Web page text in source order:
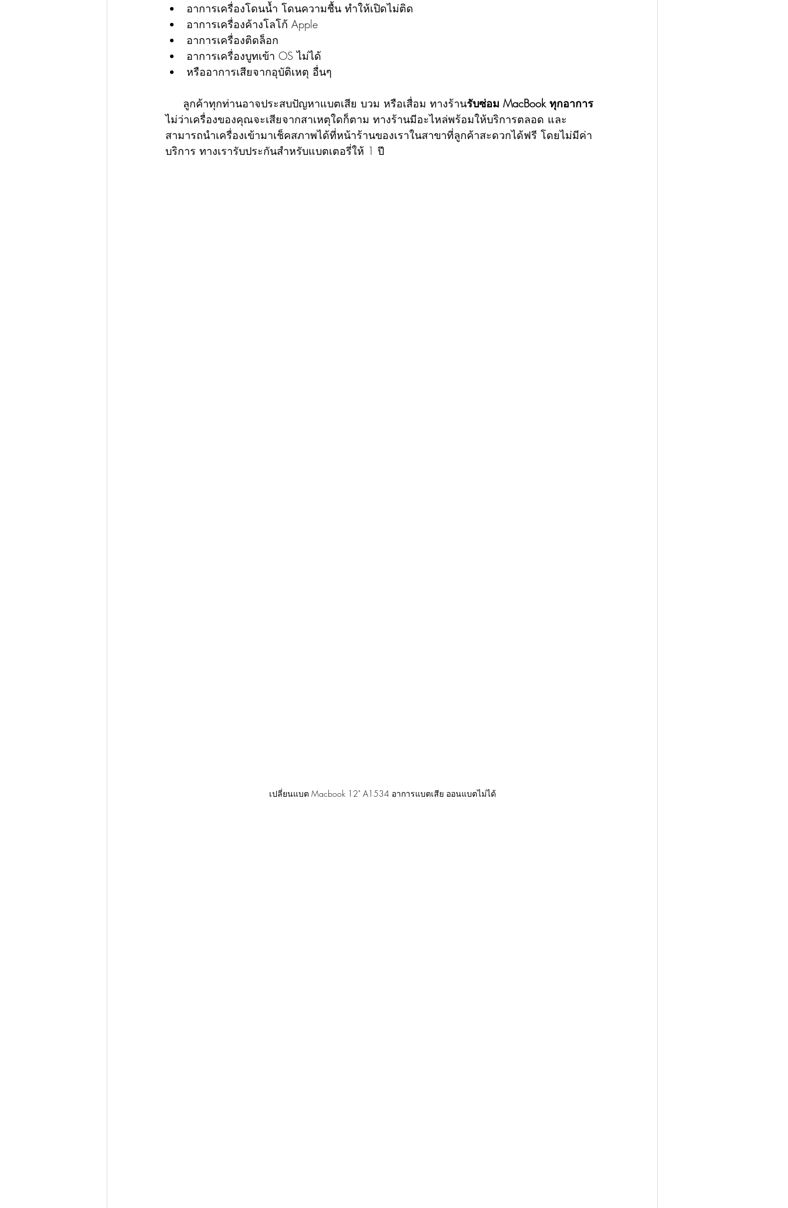
อาการเครื่องโดนน้ำ โดนความชื้น ทำให้เปิดไม่ติด
อาการเครื่องค้างโลโก้ Apple
อาการเครื่องติดล็อก
อาการเครื่องบูทเข้า OS ไม่ได้
หรืออาการเสียจากอุบัติเหตุ อื่นๆ
     ลูกค้าทุกท่านอาจประสบปัญหาแบตเสีย บวม หรือเสื่อม ทางร้าน
รับซ่อม MacBook ทุกอาการ
ไม่ว่าเครื่องของคุณจะเสียจากสาเหตุใดก็ตาม ทางร้านมีอะไหล่พร้อมให้บริการตลอด และ
สามารถนำเครื่องเข้ามาเช็คสภาพได้ที่หน้าร้านของเราในสาขาที่ลูกค้าสะดวกได้ฟรี โดยไม่มีค่า
บริการ ทางเรารับประกันสำหรับแบตเตอรี่ให้ 1 ปี
เปลี่ยนแบต Macbook 12" A1534 อาการแบตเสีย ออนแบตไม่ได้